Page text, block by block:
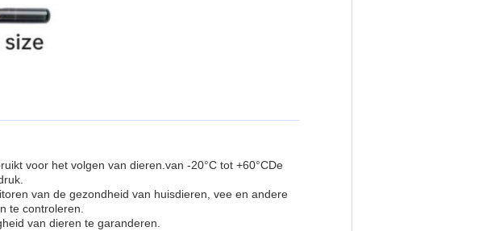
voor het volgen van dieren.van -20°C tot +60°CDe
van de gezondheid van huisdieren, vee en andere
te controleren.
van dieren te garanderen.